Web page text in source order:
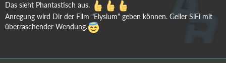
Das sieht Phantastisch aus.
Anregung wird Dir der Film "Elysium" geben können. Geiler SiFi mit
überraschender Wendung.